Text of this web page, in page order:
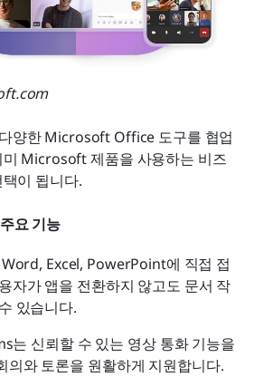
양한 Microsoft Office 도구를 협업
Microsoft 제품을 사용하는 비즈
이 됩니다.
요 기능
Excel, PowerPoint에 직접 접
자가 앱을 전환하지 않고도 문서 작
있습니다.
는 신뢰할 수 있는 영상 통화 기능을
의와 토론을 원활하게 지원합니다.